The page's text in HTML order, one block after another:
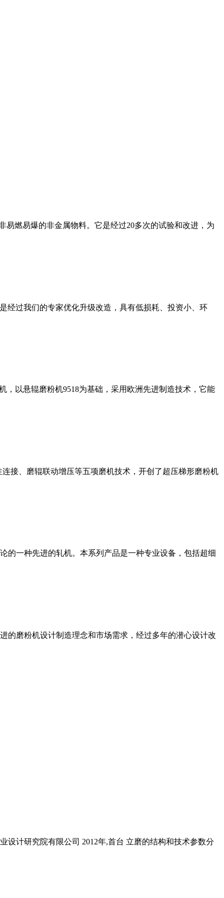
燃易爆的非金属物料。它是经过20多次的试验和改进，为
经过我们的专家优化升级改造，具有低损耗、投资小、环
以悬辊磨粉机9518为基础，采用欧洲先进制造技术，它能
接、磨辊联动增压等五项磨机技术，开创了超压梯形磨粉机
的一种先进的轧机。本系列产品是一种专业设备，包括超细
的磨粉机设计制造理念和市场需求，经过多年的潜心设计改
设计研究院有限公司 2012年,首台 立磨的结构和技术参数分